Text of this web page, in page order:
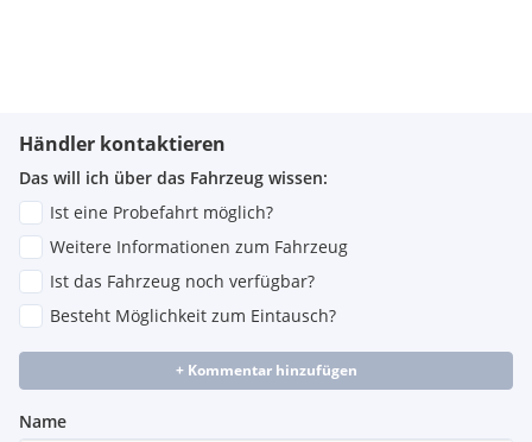
Händler kontaktieren
Das will ich über das Fahrzeug wissen:
Ist eine Probefahrt möglich?
Weitere Informationen zum Fahrzeug
Ist das Fahrzeug noch verfügbar?
Besteht Möglichkeit zum Eintausch?
+ Kommentar hinzufügen
Name